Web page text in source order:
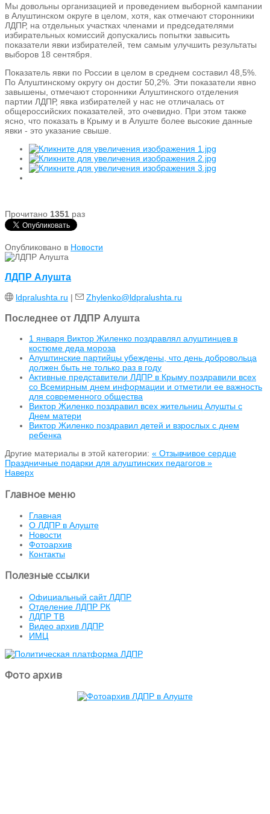
Мы довольны организацией и проведением выборной кампании
в Алуштинском округе в целом, хотя, как отмечают сторонники
ЛДПР, на отдельных участках членами и председателями
избирательных комиссий допускались попытки завысить
показатели явки избирателей, тем самым улучшить результаты
выборов 18 сентября.
Показатель явки по России в целом в среднем составил 48,5%.
По Алуштинскому округу он достиг 50,2%. Эти показатели явно
завышены, отмечают сторонники Алуштинского отделения
партии ЛДПР, явка избирателей у нас не отличалась от
общероссийских показателей, это очевидно. При этом также
ясно, что показать в Крыму и в Алуште более высокие данные
явки - это указание свыше.
Прочитано 1351 раз
Опубликовано в Новости
ЛДПР Алушта
ldpralushta.ru | Zhylenko@ldpralushta.ru
Последнее от ЛДПР Алушта
1 января Виктор Жиленко поздравлял алуштинцев в
костюме деда мороза
Алуштинские партийцы убеждены, что день добровольца
должен быть не только раз в году
Активные представители ЛДПР в Крыму поздравили всех
со Всемирным днем информации и отметили ее важность
для современного общества
Виктор Жиленко поздравил всех жительниц Алушты с
Днем матери
Виктор Жиленко поздравил детей и взрослых с днем
ребенка
Другие материалы в этой категории: « Отзывчивое сердце
Праздничные подарки для алуштинских педагогов »
Наверх
Главное меню
Главная
О ЛДПР в Алуште
Новости
Фотоархив
Контакты
Полезные ссылки
Официальный сайт ЛДПР
Отделение ЛДПР РК
ЛДПР ТВ
Видео архив ЛДПР
ИМЦ
Фото архив